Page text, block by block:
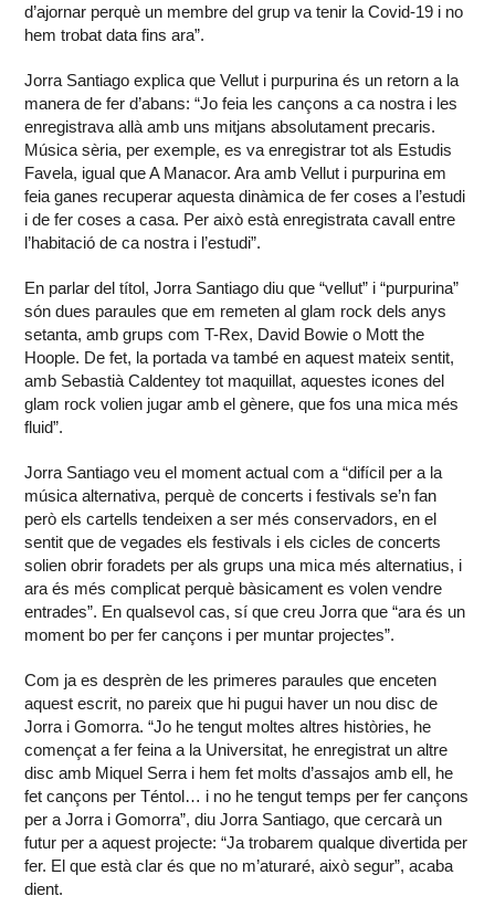
d’ajornar perquè un membre del grup va tenir la Covid-19 i no
hem trobat data fins ara”.
Jorra Santiago explica que Vellut i purpurina és un retorn a la
manera de fer d’abans: “Jo feia les cançons a ca nostra i les
enregistrava allà amb uns mitjans absolutament precaris.
Música sèria, per exemple, es va enregistrar tot als Estudis
Favela, igual que A Manacor. Ara amb Vellut i purpurina em
feia ganes recuperar aquesta dinàmica de fer coses a l’estudi
i de fer coses a casa. Per això està enregistrata cavall entre
l’habitació de ca nostra i l’estudi”.
En parlar del títol, Jorra Santiago diu que “vellut” i “purpurina”
són dues paraules que em remeten al glam rock dels anys
setanta, amb grups com T-Rex, David Bowie o Mott the
Hoople. De fet, la portada va també en aquest mateix sentit,
amb Sebastià Caldentey tot maquillat, aquestes icones del
glam rock volien jugar amb el gènere, que fos una mica més
fluid”.
Jorra Santiago veu el moment actual com a “difícil per a la
música alternativa, perquè de concerts i festivals se’n fan
però els cartells tendeixen a ser més conservadors, en el
sentit que de vegades els festivals i els cicles de concerts
solien obrir foradets per als grups una mica més alternatius, i
ara és més complicat perquè bàsicament es volen vendre
entrades”. En qualsevol cas, sí que creu Jorra que “ara és un
moment bo per fer cançons i per muntar projectes”.
Com ja es desprèn de les primeres paraules que enceten
aquest escrit, no pareix que hi pugui haver un nou disc de
Jorra i Gomorra. “Jo he tengut moltes altres històries, he
començat a fer feina a la Universitat, he enregistrat un altre
disc amb Miquel Serra i hem fet molts d’assajos amb ell, he
fet cançons per Téntol… i no he tengut temps per fer cançons
per a Jorra i Gomorra”, diu Jorra Santiago, que cercarà un
futur per a aquest projecte: “Ja trobarem qualque divertida per
fer. El que està clar és que no m’aturaré, això segur”, acaba
dient.